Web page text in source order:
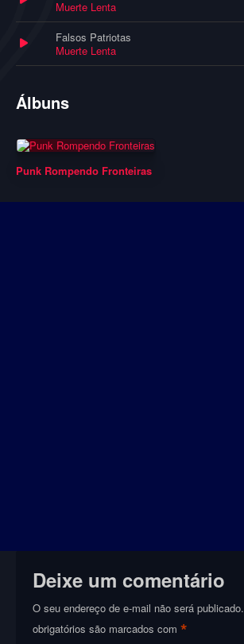
Muerte Lenta
Falsos Patriotas
Muerte Lenta
Álbuns
Punk Rompendo Fronteiras
Deixe um comentário
O seu endereço de e-mail não será publicado.
obrigatórios são marcados com*